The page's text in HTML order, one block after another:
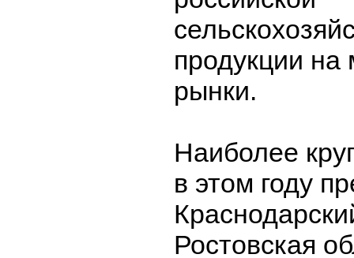
продукции
рынки.
Наиболее
в этом году
Ростовская